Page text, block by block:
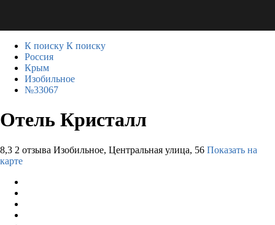
К поиску К поиску
Россия
Крым
Изобильное
№33067
Отель Кристалл
8,3 2 отзыва Изобильное, Центральная улица, 56 Показать на
карте